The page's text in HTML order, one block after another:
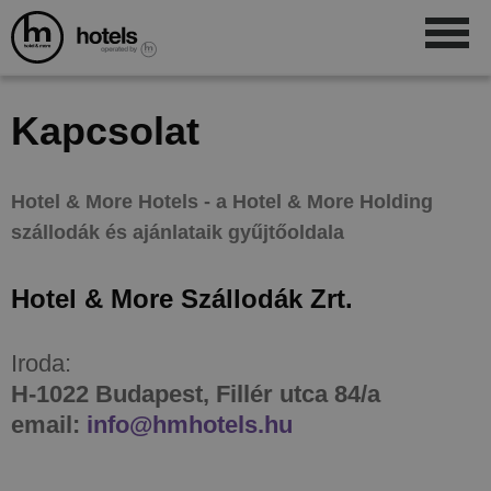
Kapcsolat
Hotel & More Hotels - a Hotel & More Holding
szállodák és ajánlataik gyűjtőoldala
Hotel & More Szállodák Zrt.
Iroda:
H-1022 Budapest, Fillér utca 84/a
email: info@hmhotels.hu